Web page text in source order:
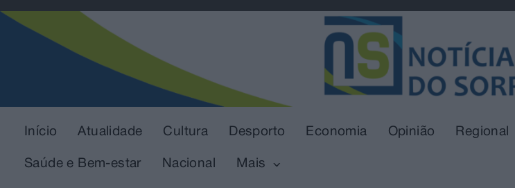
Início Atualidade Cultura Desporto Economia Opinião Regional
Saúde e Bem-estar Nacional Mais